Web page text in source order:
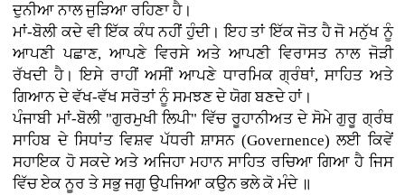
ਦੁਨੀਆ ਨਾਲ ਜੁੜਿਆ ਰਹਿਣਾ ਹੈ।
ਮਾਂ-ਬੋਲੀ ਕਦੇ ਵੀ ਇੱਕ ਕੰਧ ਨਹੀਂ ਹੁੰਦੀ। ਇਹ ਤਾਂ ਇੱਕ ਜੋਤ ਹੈ ਜੋ ਮਨੁੱਖ ਨੂੰ
ਆਪਣੀ ਪਛਾਣ, ਆਪਣੇ ਵਿਰਸੇ ਅਤੇ ਆਪਣੀ ਵਿਰਾਸਤ ਨਾਲ ਜੋੜੀ
ਰੱਖਦੀ ਹੈ। ਇਸੇ ਰਾਹੀਂ ਅਸੀਂ ਆਪਣੇ ਧਾਰਮਿਕ ਗ੍ਰੰਥਾਂ, ਸਾਹਿਤ ਅਤੇ
ਗਿਆਨ ਦੇ ਵੱਖ-ਵੱਖ ਸਰੋਤਾਂ ਨੂੰ ਸਮਝਣ ਦੇ ਯੋਗ ਬਣਦੇ ਹਾਂ।
ਪੰਜਾਬੀ ਮਾਂ-ਬੋਲੀ "ਗੁਰਮੁਖੀ ਲਿਪੀ" ਵਿੱਚ ਰੂਹਾਨੀਅਤ ਦੇ ਸੋਮੇ ਗੁਰੂ ਗ੍ਰੰਥ
ਸਾਹਿਬ ਦੇ ਸਿਧਾਂਤ ਵਿਸ਼ਵ ਪੱਧਰੀ ਸ਼ਾਸਨ (Governence) ਲਈ ਕਿਵੇਂ
ਸਹਾਇਕ ਹੋ ਸਕਦੇ ਅਤੇ ਅਜਿਹਾ ਮਹਾਨ ਸਾਹਿਤ ਰਚਿਆ ਗਿਆ ਹੈ ਜਿਸ
ਵਿੱਚ ਏਕ ਨੂਰ ਤੇ ਸਭੁ ਜਗੁ ਉਪਜਿਆ ਕਉਨ ਭਲੇ ਕੋ ਮੰਦੇ ॥